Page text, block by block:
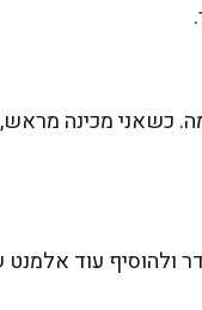
כשאני מכינה
ולהוסיף עוד